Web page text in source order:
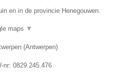
en in de provincie Henegouwen.
maps ▼
(Antwerpen)
nr: 0829.245.476